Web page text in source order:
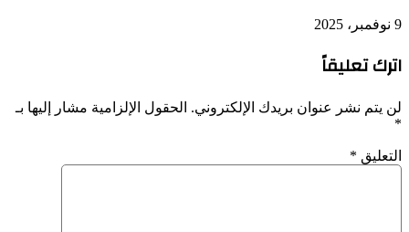
9 نوفمبر، 2025
اترك تعليقاً
لن يتم نشر عنوان بريدك الإلكتروني. الحقول الإلزامية مشار إليها بـ
*
التعليق *